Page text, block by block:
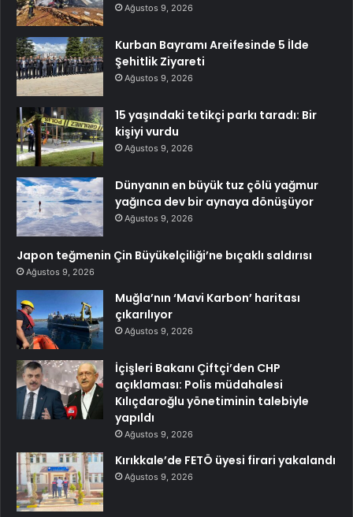
Ağustos 9, 2026
Kurban Bayramı Areifesinde 5 İlde
Şehitlik Ziyareti
Ağustos 9, 2026
15 yaşındaki tetikçi parkı taradı: Bir
kişiyi vurdu
Ağustos 9, 2026
Dünyanın en büyük tuz çölü yağmur
yağınca dev bir aynaya dönüşüyor
Ağustos 9, 2026
Japon teğmenin Çin Büyükelçiliği’ne bıçaklı saldırısı
Ağustos 9, 2026
Muğla’nın ‘Mavi Karbon’ haritası
çıkarılıyor
Ağustos 9, 2026
İçişleri Bakanı Çiftçi’den CHP
açıklaması: Polis müdahalesi
Kılıçdaroğlu yönetiminin talebiyle
yapıldı
Ağustos 9, 2026
Kırıkkale’de FETÖ üyesi firari yakalandı
Ağustos 9, 2026